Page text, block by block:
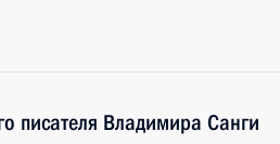
писателя Владимира Санги